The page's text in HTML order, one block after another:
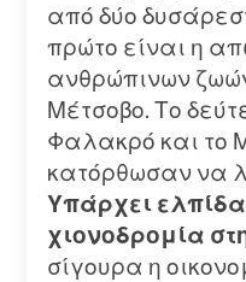
από δύο
πρώτο είναι η
ανθρώπινων
Μέτσοβο. Το
Φαλακρό και το
κατόρθωσαν να
Υπάρχει
χιονοδρομία
σίγουρα η